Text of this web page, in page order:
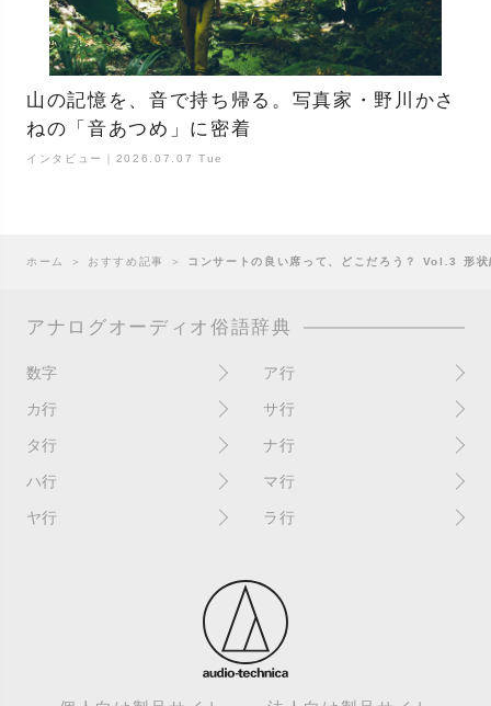
山の記憶を、音で持ち帰る。写真家・野川かさ
ねの「音あつめ」に密着
インタビュー｜2026.07.07 Tue
ホーム ＞ おすすめ記事 ＞ コンサートの良い席って、どこだろう？ Vol.3 形
アナログオーディオ俗語辞典
数字
10インチ
4チャンネル
ア行
RPM(33,45)
赤盤
アセテート盤
EPアダプター
インシュレーター
インナースリーブ
ウォーターダメージ
内袋
カ行
書き込み
歌詞記載ジャケット
ガチャ盤
サ行
サイン
CDJ
シールド盤
シュリンク残存
白盤
針圧
スクラッチ
スタビライザー
タ行
ターンテーブル
ダイナフレックス
Discogs（ディスコグス）
ナ行
2枚使い
ン）
ハ行
ハウリング
マ行
マスターテンポ
マトリックス番号
未開封
ミキサー
耳
M / NM（レコードコンディ
ヤ行 ラ行
リイシュー / 再発
リミックス
ループ
ループ溝/ロックド・グルーヴ/
ループ集